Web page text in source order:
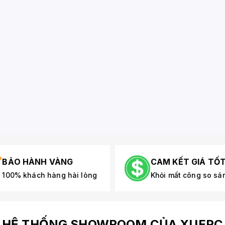
BẢO HÀNH VÀNG
100% khách hàng hài lòng
CAM KẾT GIÁ
Khỏi mất công so